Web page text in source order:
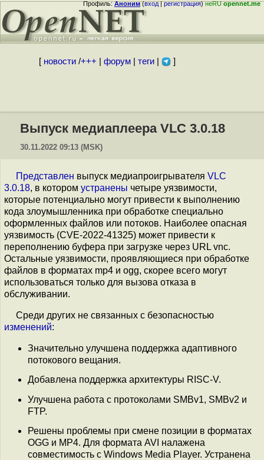
Профиль:Аноним(вход|регистрация)неRUopennet.me
[ новости/+++ форум| теги| ]
Выпуск медиаплеера VLC 3.0.18
30.11.2022 09:13 (MSK)
Представлен выпуск медиапроигрывателя VLC
3.0.18, в котором устранены четыре уязвимости,
которые потенциально могут привести к выполнению
кода злоумышленника при обработке специально
оформленных файлов или потоков. Наиболее опасная
уязвимость (CVE-2022-41325) может привести к
переполнению буфера при загрузке через URL vnc.
Остальные уязвимости, проявляющиеся при обработке
файлов в форматах mp4 и ogg, скорее всего могут
использоваться только для вызова отказа в
обслуживании.
Среди других не связанных с безопасностью
изменений:
Значительно улучшена поддержка адаптивного
потокового вещания.
Добавлена поддержка архитектуры RISC-V.
Улучшена работа с протоколами SMBv1, SMBv2 и
FTP.
Решены проблемы при смене позиции в форматах
OGG и MP4. Для формата AVI налажена
совместимость с Windows Media Player. Устранена